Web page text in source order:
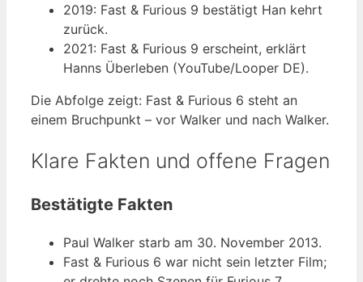
2019: Fast & Furious 9 bestätigt Han kehrt
zurück.
2021: Fast & Furious 9 erscheint, erklärt
Hanns Überleben (YouTube/Looper DE).
Die Abfolge zeigt: Fast & Furious 6 steht an
einem Bruchpunkt – vor Walker und nach Walker.
Klare Fakten und offene Fragen
Bestätigte Fakten
Paul Walker starb am 30. November 2013.
Fast & Furious 6 war nicht sein letzter Film;